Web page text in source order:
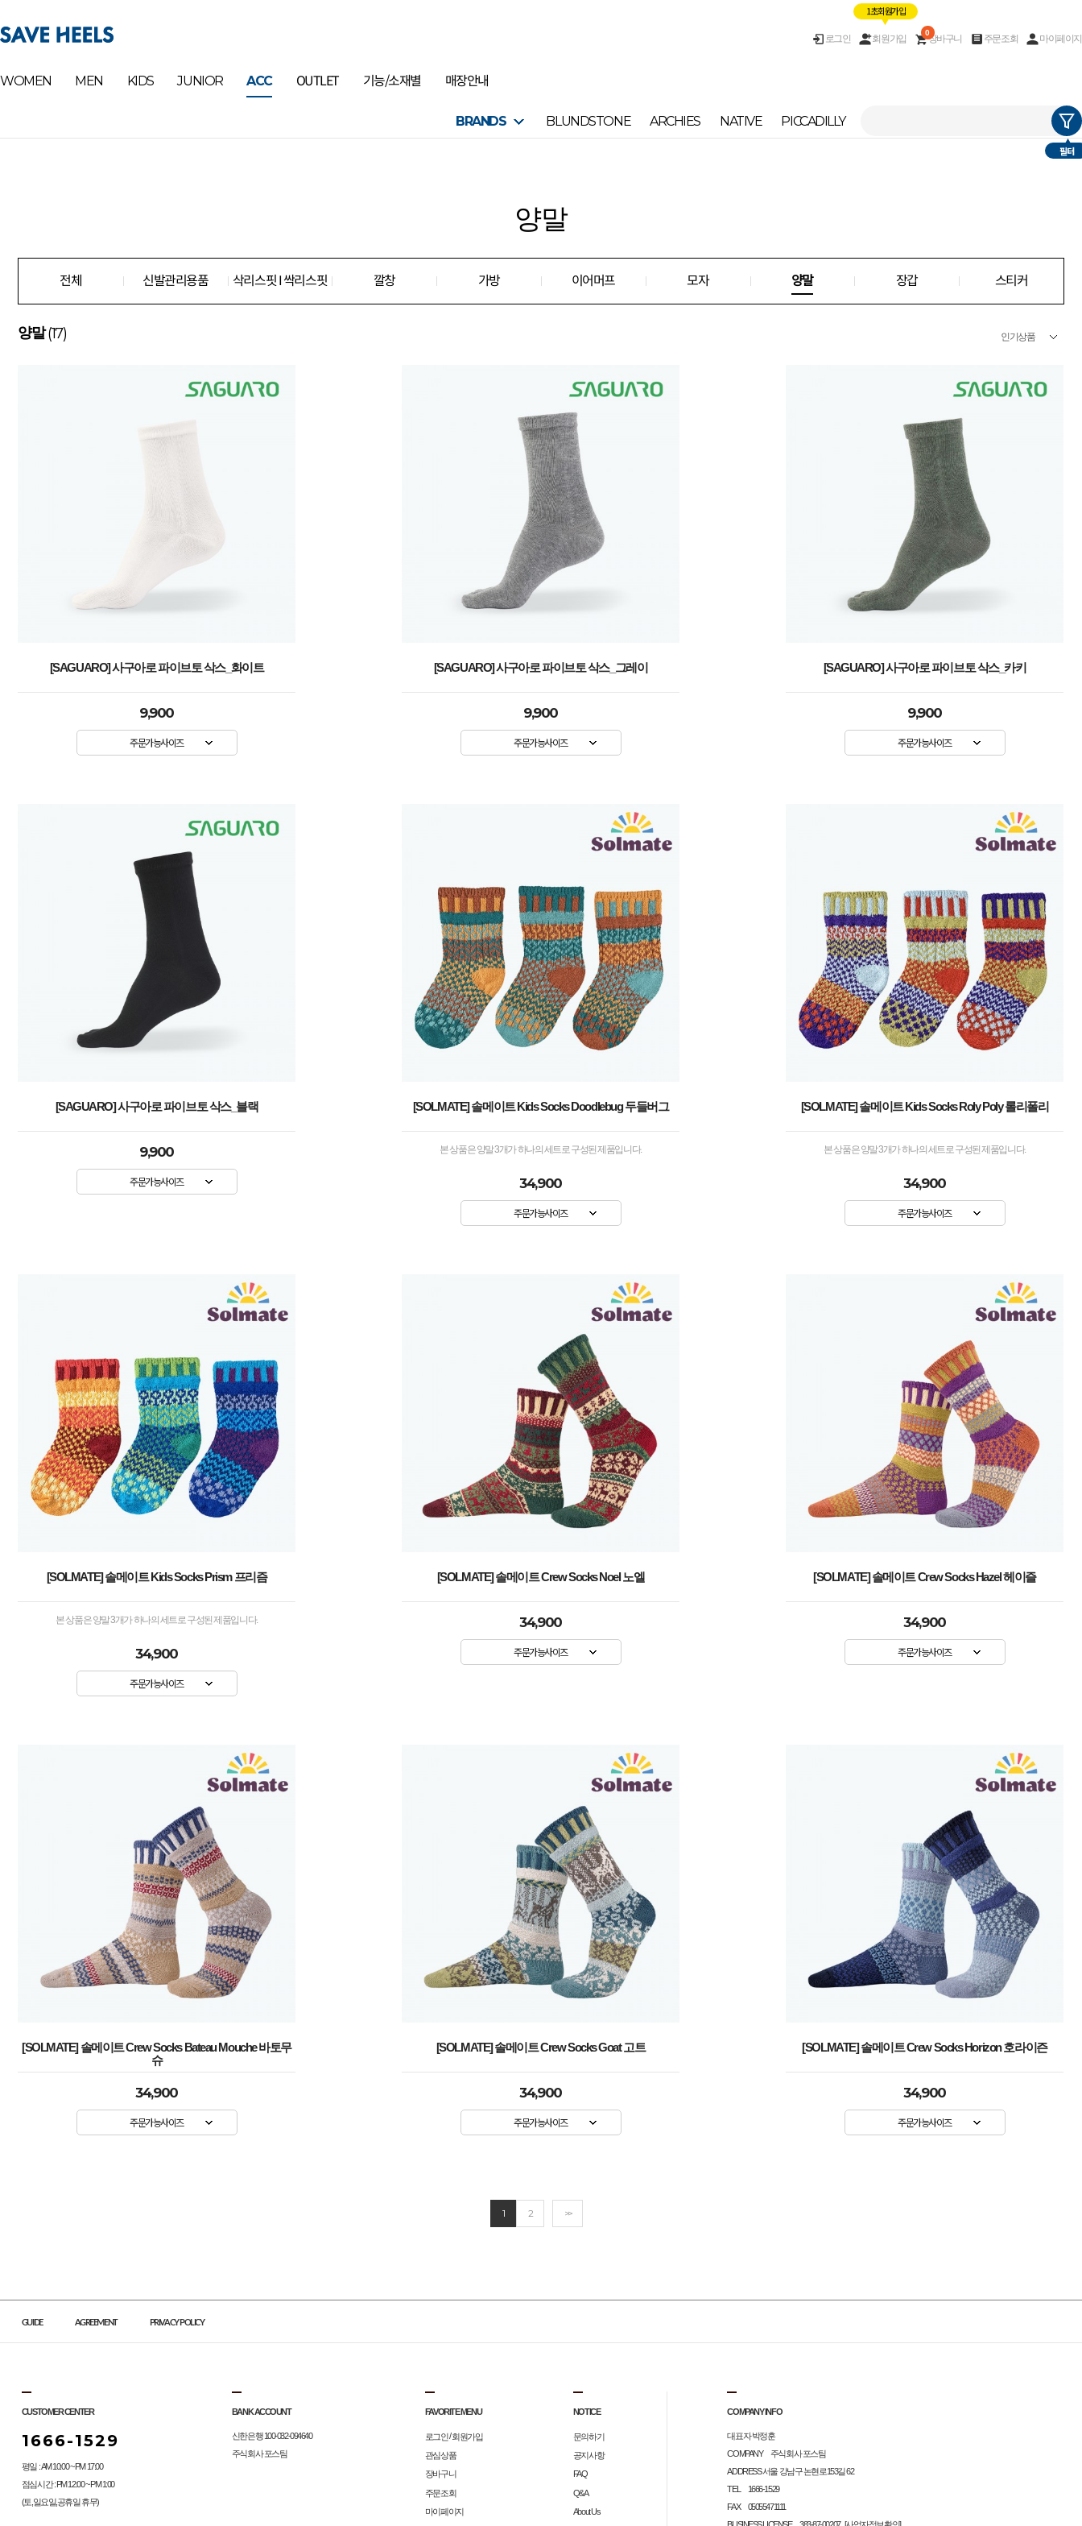
로그인 회원가입
1초 회원가입
장바구니
0
주문조회 마이페이지
WOMEN MEN KIDS JUNIOR ACC OUTLET 기능/소재별 매장안내
BRANDS BLUNDSTONE ARCHIES NATIVE PICCADILLY
필터
양말
전체 신발관리용품 삭리스핏 I 싹리스핏 깔창 가방 이어머프 모자 양말 장갑 스티커
양말 (17)
[SAGUARO] 사구아로 파이브토 삭스_화이트
9,900
주문가능사이즈
[SAGUARO] 사구아로 파이브토 삭스_그레이
9,900
주문가능사이즈
[SAGUARO] 사구아로 파이브토 삭스_카키
9,900
주문가능사이즈
[SAGUARO] 사구아로 파이브토 삭스_블랙
9,900
주문가능사이즈
[SOLMATE] 솔메이트 Kids Socks Doodlebug 두들버그
본 상품은 양말 3개가 하나의 세트로 구성된 제품입니다.
34,900
주문가능사이즈
[SOLMATE] 솔메이트 Kids Socks Roly Poly 롤리폴리
본 상품은 양말 3개가 하나의 세트로 구성된 제품입니다.
34,900
주문가능사이즈
[SOLMATE] 솔메이트 Kids Socks Prism 프리즘
본 상품은 양말 3개가 하나의 세트로 구성된 제품입니다.
34,900
주문가능사이즈
[SOLMATE] 솔메이트 Crew Socks Noel 노엘
34,900
주문가능사이즈
[SOLMATE] 솔메이트 Crew Socks Hazel 헤이즐
34,900
주문가능사이즈
[SOLMATE] 솔메이트 Crew Socks Bateau Mouche 바토무
슈
34,900
주문가능사이즈
[SOLMATE] 솔메이트 Crew Socks Goat 고트
34,900
주문가능사이즈
[SOLMATE] 솔메이트 Crew Socks Horizon 호라이즌
34,900
주문가능사이즈
1 2 >>
GUIDE AGREEMENT PRIVACY POLICY
CUSTOMER CENTER
1666-1529
평일 : AM 10:00 ~ PM 17:00
점심시간 : PM 12:00 ~ PM 1:00
(토,일요일,공휴일 휴무)
BANK ACCOUNT
신한은행 100-032-094640
주식회사 포스팀
FAVORITE MENU
로그인 /회원가입
관심상품
장바구니
주문조회
마이페이지
NOTICE
문의하기
공지사항
FAQ
Q&A
About Us
COMPANY INFO
대표자 박정훈
COMPANY 주식회사 포스팀
ADDRESS 서울 강남구 논현로153길 62
TEL 1666-1529
FAX 05055471111